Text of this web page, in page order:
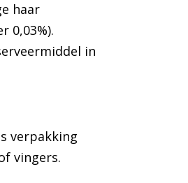
haar
0,03%).
in
verpakking
vingers.